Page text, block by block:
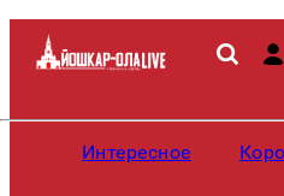
Интересное